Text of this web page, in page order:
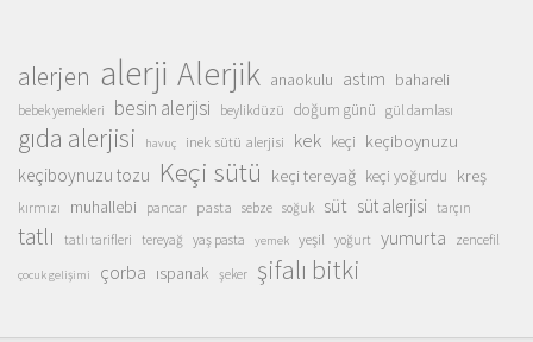
alerjen alerji Alerjik anaokulu astım bahareli
bebek yemekleri besin alerjisi beylikdüzü doğum günü gül damlası
gıda alerjisi havuç inek sütü alerjisi kek keçi keçiboynuzu
keçiboynuzu tozu Keçi sütü keçi tereyağ keçi yoğurdu kreş
kırmızı muhallebi pancar pasta sebze soğuk süt süt alerjisi tarçın
tatlı tatlı tarifleri tereyağ yaş pasta yemek yeşil yoğurt yumurta zencefil
çocuk gelişimi çorba ıspanak şeker şifalı bitki